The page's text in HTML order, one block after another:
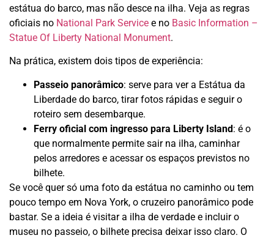
estátua do barco, mas não desce na ilha. Veja as regras
oficiais no National Park Service e no Basic Information –
Statue Of Liberty National Monument.
Na prática, existem dois tipos de experiência:
Passeio panorâmico: serve para ver a Estátua da
Liberdade do barco, tirar fotos rápidas e seguir o
roteiro sem desembarque.
Ferry oficial com ingresso para Liberty Island: é o
que normalmente permite sair na ilha, caminhar
pelos arredores e acessar os espaços previstos no
bilhete.
Se você quer só uma foto da estátua no caminho ou tem
pouco tempo em Nova York, o cruzeiro panorâmico pode
bastar. Se a ideia é visitar a ilha de verdade e incluir o
museu no passeio, o bilhete precisa deixar isso claro. O